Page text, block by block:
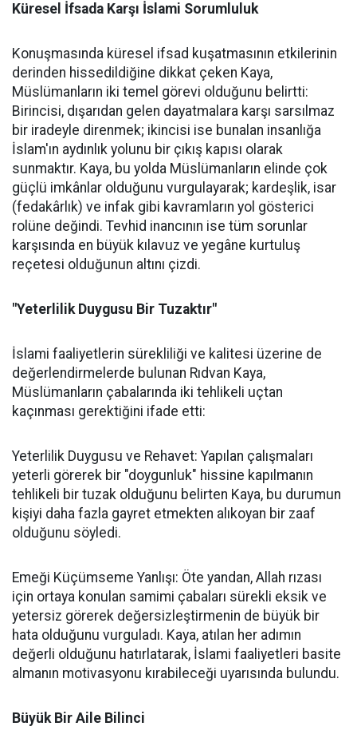
Küresel İfsada Karşı İslami Sorumluluk
Konuşmasında küresel ifsad kuşatmasının etkilerinin
derinden hissedildiğine dikkat çeken Kaya,
Müslümanların iki temel görevi olduğunu belirtti:
Birincisi, dışarıdan gelen dayatmalara karşı sarsılmaz
bir iradeyle direnmek; ikincisi ise bunalan insanlığa
İslam'ın aydınlık yolunu bir çıkış kapısı olarak
sunmaktır. Kaya, bu yolda Müslümanların elinde çok
güçlü imkânlar olduğunu vurgulayarak; kardeşlik, isar
(fedakârlık) ve infak gibi kavramların yol gösterici
rolüne değindi. Tevhid inancının ise tüm sorunlar
karşısında en büyük kılavuz ve yegâne kurtuluş
reçetesi olduğunun altını çizdi.
"Yeterlilik Duygusu Bir Tuzaktır"
İslami faaliyetlerin sürekliliği ve kalitesi üzerine de
değerlendirmelerde bulunan Rıdvan Kaya,
Müslümanların çabalarında iki tehlikeli uçtan
kaçınması gerektiğini ifade etti:
Yeterlilik Duygusu ve Rehavet: Yapılan çalışmaları
yeterli görerek bir "doygunluk" hissine kapılmanın
tehlikeli bir tuzak olduğunu belirten Kaya, bu durumun
kişiyi daha fazla gayret etmekten alıkoyan bir zaaf
olduğunu söyledi.
Emeği Küçümseme Yanlışı: Öte yandan, Allah rızası
için ortaya konulan samimi çabaları sürekli eksik ve
yetersiz görerek değersizleştirmenin de büyük bir
hata olduğunu vurguladı. Kaya, atılan her adımın
değerli olduğunu hatırlatarak, İslami faaliyetleri basite
almanın motivasyonu kırabileceği uyarısında bulundu.
Büyük Bir Aile Bilinci